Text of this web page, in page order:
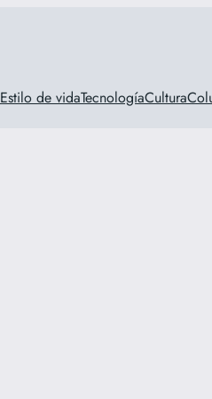
Estilo de vidaTecnologíaCultura